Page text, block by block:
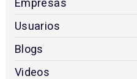
Empresas
Usuarios
Blogs
Videos